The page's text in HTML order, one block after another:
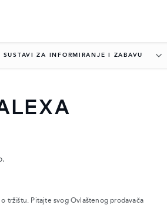
SUSTAVI ZA INFORMIRANJE I ZABAVU
tržištu. Pitajte svog Ovlaštenog prodavača